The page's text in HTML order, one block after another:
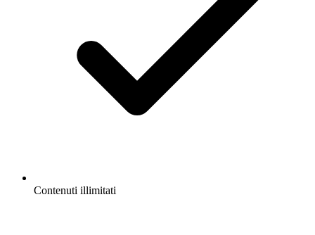
Contenuti illimitati